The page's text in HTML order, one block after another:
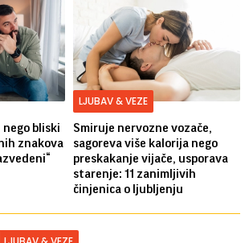
nego bliski
znakova
LJUBAV & VEZE
Smiruje nervozne vozače,
sagoreva više kalorija nego
preskakanje vijače, usporava
starenje: 11 zanimljivih
činjenica o ljubljenju